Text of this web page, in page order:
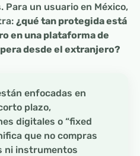
Para un usuario en México,
¿qué tan protegida está
en una plataforma de
desde el extranjero?
enfocadas en
plazo,
digitales o “fixed
que no compras
ni instrumentos